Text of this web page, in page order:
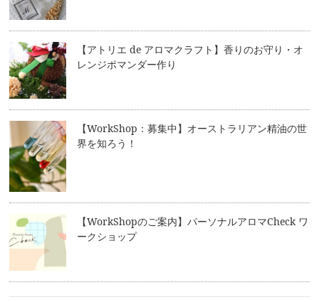
【アトリエ de アロマクラフト】香りのお守り・オ
レンジポマンダー作り
【WorkShop：募集中】オーストラリアン精油の世
界を知ろう！
【WorkShopのご案内】パーソナルアロマCheck ワ
ークショップ